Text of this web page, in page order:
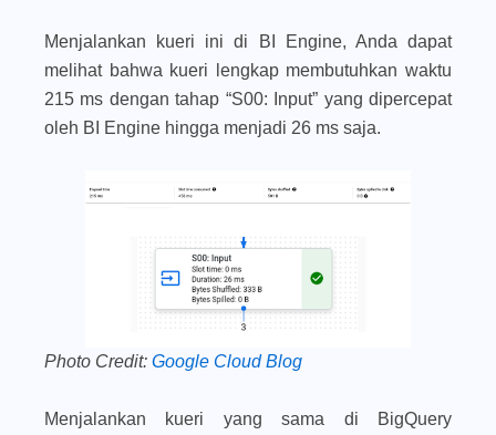
Menjalankan kueri ini di BI Engine, Anda dapat
melihat bahwa kueri lengkap membutuhkan waktu
215 ms dengan tahap “S00: Input” yang dipercepat
oleh BI Engine hingga menjadi 26 ms saja.
Photo Credit: Google Cloud Blog
Menjalankan kueri yang sama di BigQuery